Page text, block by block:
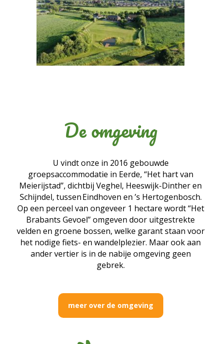
De omgeving
U vindt onze in 2016 gebouwde
groepsaccommodatie in Eerde, “Het hart van
Meierijstad”, dichtbij Veghel, Heeswijk-Dinther en
Schijndel, tussen Eindhoven en ’s Hertogenbosch.
Op een perceel van ongeveer 1 hectare wordt “Het
Brabants Gevoel” omgeven door uitgestrekte
velden en groene bossen, welke garant staan voor
het nodige fiets- en wandelplezier. Maar ook aan
ander vertier is in de nabije omgeving geen
gebrek.
meer over de omgeving